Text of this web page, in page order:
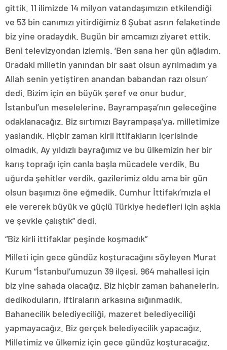
gittik. 11 ilimizde 14 milyon vatandaşımızın etkilendiği
ve 53 bin canımızı yitirdiğimiz 6 Şubat asrın felaketinde
biz yine oradaydık. Bugün bir amcamızı ziyaret ettik.
Beni televizyondan izlemiş. ‘Ben sana her gün ağladım.
Oradaki milletin yanından bir saat olsun ayrılmadım ya
Allah senin yetiştiren anandan babandan razı olsun’
dedi. Bizim için en büyük şeref ve onur budur.
İstanbul’un meselelerine, Bayrampaşa’nın geleceğine
odaklanacağız. Biz sırtımızı Bayrampaşa’ya, milletimize
yaslandık. Hiçbir zaman kirli ittifakların içerisinde
olmadık. Ay yıldızlı bayrağımız ve bu ülkemizin her bir
karış toprağı için canla başla mücadele verdik. Bu
uğurda şehitler verdik, gazilerimiz oldu ama bir gün
olsun başımızı öne eğmedik. Cumhur İttifakı’mızla el
ele vererek büyük ve güçlü Türkiye hedefleri için aşkla
ve şevkle çalıştık” dedi.
“Biz kirli ittifaklar peşinde koşmadık”
Milleti için gece gündüz koşturacağını söyleyen Murat
Kurum “İstanbul’umuzun 39 ilçesi, 964 mahallesi için
biz yine sahada olacağız. Biz hiçbir zaman bahanelerin,
dedikoduların, iftiraların arkasına sığınmadık.
Bahanecilik belediyeciliği, mazeret belediyeciliği
yapmayacağız. Biz gerçek belediyecilik yapacağız.
Milletimiz ve ülkemiz için gece gündüz koşturacağız.